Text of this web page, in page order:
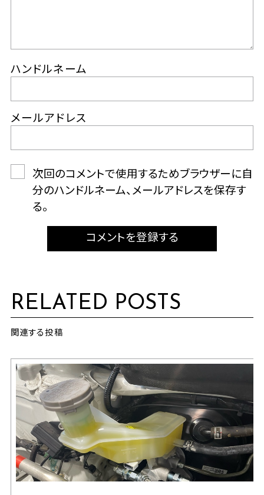
ハンドルネーム
メールアドレス
次回のコメントで使用するためブラウザーに自
分のハンドルネーム、メールアドレスを保存す
る。
コメントを登録する
RELATED POSTS
関連する投稿